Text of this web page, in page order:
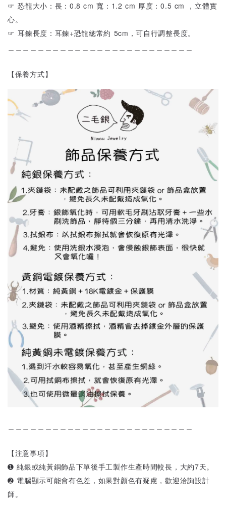
☞ 恐龍大小：長：0.8 cm 寬：1.2 cm 厚度：0.5 cm ，立體實
心。
☞ 耳鍊長度：耳鍊+恐龍總常約 5cm，可自行調整長度。
【保養方式】
【注意事項】
➊ 純銀或純黃銅飾品下單後手工製作生產時間較長，大約7天。
➋ 電腦顯示可能會有色差，如果對顏色有疑慮，歡迎洽詢設計
師。